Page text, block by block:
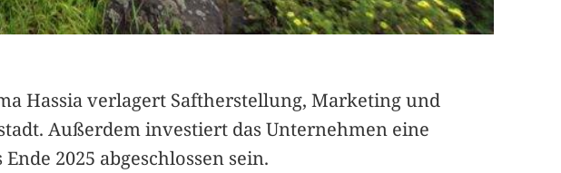
Hassia verlagert Saftherstellung, Marketing und
Außerdem investiert das Unternehmen eine
2025 abgeschlossen sein.